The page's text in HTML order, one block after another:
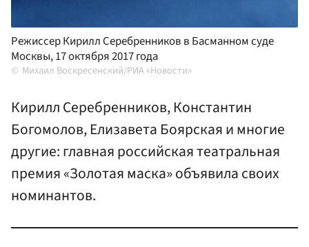
Режиссер Кирилл Серебренников в Басманном суде
Москвы, 17 октября 2017 года
Михаил Воскресенский/РИА «Новости»
Кирилл Серебренников, Константин
Богомолов, Елизавета Боярская и многие
другие: главная российская театральная
премия «Золотая маска» объявила своих
номинантов.